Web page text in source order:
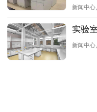
新闻中心
实验
新闻中心